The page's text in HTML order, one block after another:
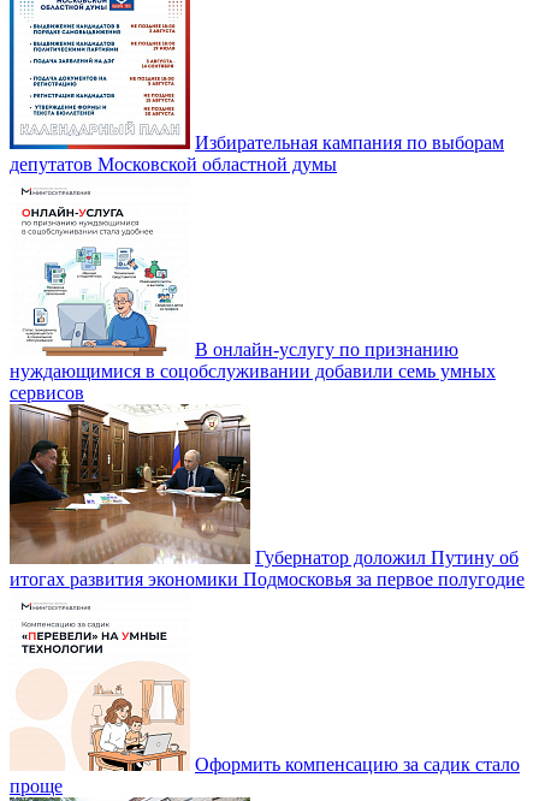
Избирательная кампания по выборам
депутатов Московской областной думы
В онлайн-услугу по признанию
нуждающимися в соцобслуживании добавили семь умных
сервисов
Губернатор доложил Путину об
итогах развития экономики Подмосковья за первое полугодие
Оформить компенсацию за садик стало
проще